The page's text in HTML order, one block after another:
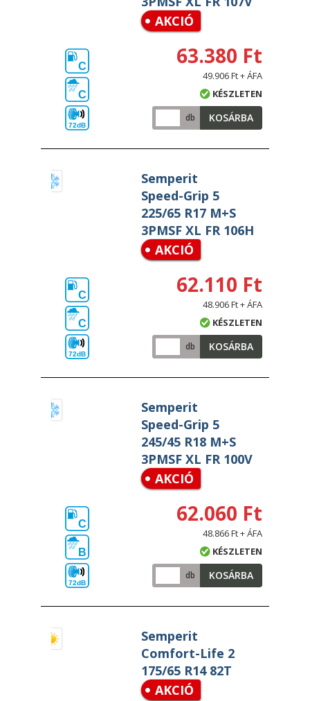
AKCIÓ
C
C
72dB
63.380 Ft
49.906 Ft + ÁFA
KÉSZLETEN
db KOSÁRBA
Semperit
Speed-Grip 5
225/65 R17 M+S
3PMSF XL FR 106H
AKCIÓ
C
C
72dB
62.110 Ft
48.906 Ft + ÁFA
KÉSZLETEN
db KOSÁRBA
Semperit
Speed-Grip 5
245/45 R18 M+S
3PMSF XL FR 100V
AKCIÓ
C
B
72dB
62.060 Ft
48.866 Ft + ÁFA
KÉSZLETEN
db KOSÁRBA
Semperit
Comfort-Life 2
175/65 R14 82T
AKCIÓ